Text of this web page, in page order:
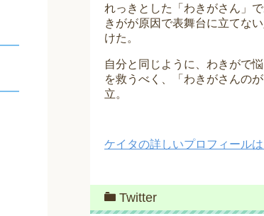
れっきとした「わきがさん」
きがが原因で表舞台に立てな
けた。
自分と同じように、わきがで
を救うべく、「わきがさんの
立。
ケイタの詳しいプロフィール
Twitter